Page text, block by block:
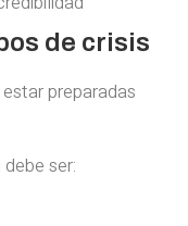
de crisis
preparadas
ser: